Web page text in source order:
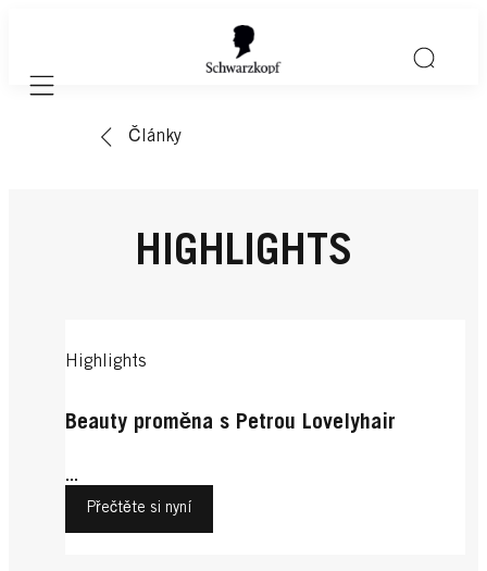
Mobile navigation
Články
HIGHLIGHTS
Highlights
Beauty proměna s Petrou Lovelyhair
...
Přečtěte si nyní